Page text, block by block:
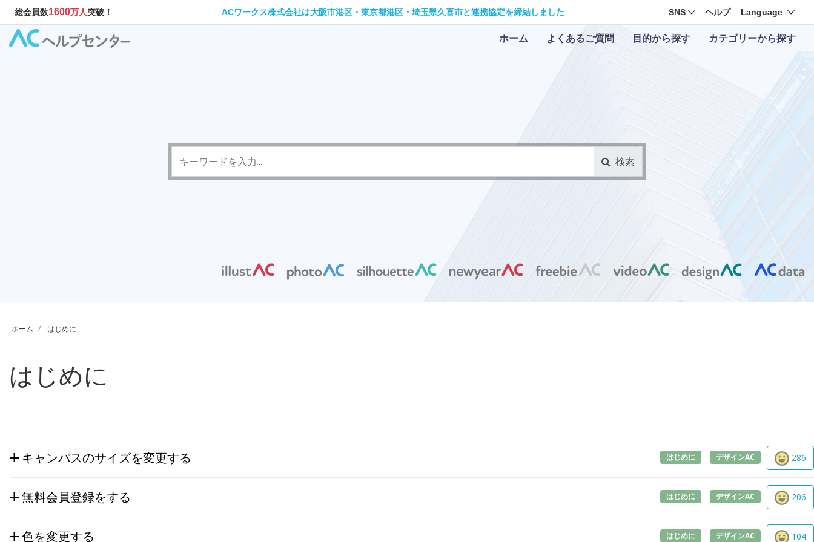
総会員数1600万人突破！ ACワークス株式会社は大阪市港区・東京都港区・埼玉県久喜市と連携協定を締結しました SNS ヘルプ Language
ホーム よくあるご質問 目的から探す カテゴリーから探す
検索
ホーム はじめに
はじめに
はじめに デザインAC 286
キャンバスのサイズを変更する
はじめに デザインAC 206
無料会員登録をする
はじめに デザインAC 104
色を変更する